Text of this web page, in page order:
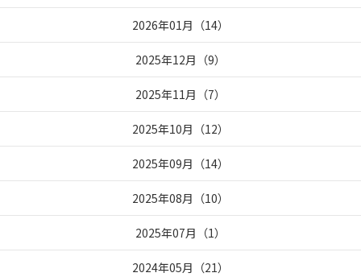
2026年01月 （14）
2025年12月 （9）
2025年11月 （7）
2025年10月 （12）
2025年09月 （14）
2025年08月 （10）
2025年07月 （1）
2024年05月 （21）